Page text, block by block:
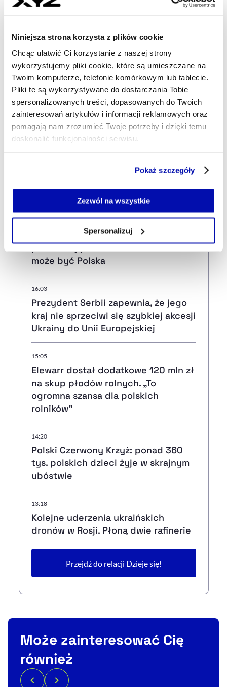
Niniejsza strona korzysta z plików cookie
Chcąc ułatwić Ci korzystanie z naszej strony
wykorzystujemy pliki cookie, które są umieszczane na
Twoim komputerze, telefonie komórkowym lub tablecie.
Pliki te są wykorzystywane do dostarczania Tobie
spersonalizowanych treści, dopasowanych do Twoich
zainteresowań artykułów i informacji reklamowych oraz
pomagają nam zrozumieć Twoje potrzeby i dzięki temu
doskonalić funkcjonalności serwisu.
Jeżeli nie wyrażasz zgody na zapisywanie plików cookie,
możesz łatwo zarządzać swoimi uprawnieniami, np. we
własnej przeglądarce internetowej lub po wybraniu opcji
naszejPolityce Prywatności
Pokaż szczegóły
Zezwól na wszystkie
Spersonalizuj
Amerykański wywiad ocenia, że Rosja
może przygotowywać poważną
prowokację wobec NATO. Celem
może być Polska
16:03
Prezydent Serbii zapewnia, że jego
kraj nie sprzeciwi się szybkiej akcesji
Ukrainy do Unii Europejskiej
15:05
Elewarr dostał dodatkowe 120 mln zł
na skup płodów rolnych. „To
ogromna szansa dla polskich
rolników”
14:20
Polski Czerwony Krzyż: ponad 360
tys. polskich dzieci żyje w skrajnym
ubóstwie
13:18
Kolejne uderzenia ukraińskich
dronów w Rosji. Płoną dwie rafinerie
Przejdź do relacji Dzieje się!
Udostępnij Kopiuj link artykułu
Udostępnij na LinkedIn
Udostępnij na Twitterze
Udostępnij na
Udostępnij
Strona główna Na żywo
Ceny ropy stabilne, gdy USA
wymieniają ciosy z Iranem
Może zainteresować Cię
również